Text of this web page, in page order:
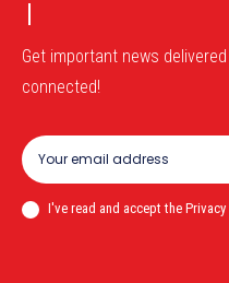
Get important news
connected!
I've read and accept the Privacy